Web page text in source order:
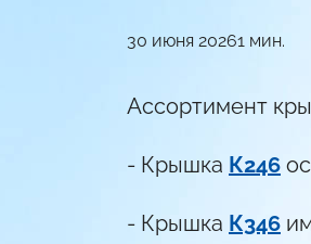
30 июня 20261 мин.
Ассортимент
- Крышка К246
- Крышка К346